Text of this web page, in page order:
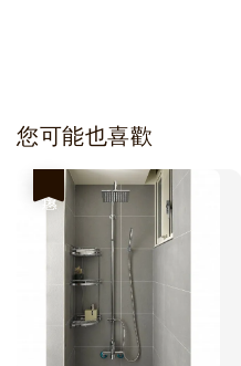
您可能也喜歡